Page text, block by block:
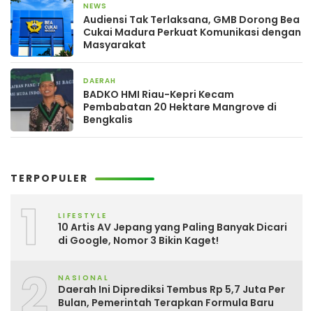
NEWS
Audiensi Tak Terlaksana, GMB Dorong Bea
Cukai Madura Perkuat Komunikasi dengan
Masyarakat
DAERAH
BADKO HMI Riau-Kepri Kecam
Pembabatan 20 Hektare Mangrove di
Bengkalis
TERPOPULER
1 LIFESTYLE
10 Artis AV Jepang yang Paling Banyak Dicari
di Google, Nomor 3 Bikin Kaget!
2 NASIONAL
Daerah Ini Diprediksi Tembus Rp 5,7 Juta Per
Bulan, Pemerintah Terapkan Formula Baru